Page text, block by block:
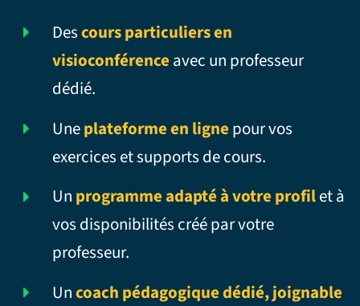
Descours particuliers en
visioconférence avec un professeur
dédié.
Uneplateforme en ligne pour vos
exercices et supports de cours.
Un programme adapté à votre profilet à
vos disponibilités créé par votre
professeur.
Uncoach pédagogique dédié, joignable